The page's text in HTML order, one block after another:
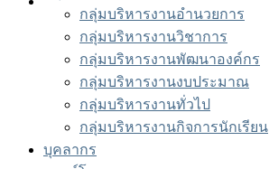
กลุ่มบริหารงานอำนวยการ
กลุ่มบริหารงานวิชาการ
กลุ่มบริหารงานพัฒนาองค์กร
กลุ่มบริหารงานงบประมาณ
กลุ่มบริหารงานทั่วไป
กลุ่มบริหารงานกิจการนักเรียน
บุคลากร